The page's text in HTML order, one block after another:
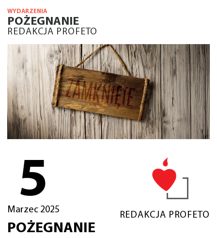
WYDARZENIA
POŻEGNANIE
REDAKCJA PROFETO
5
Marzec 2025
REDAKCJA PROFETO
POŻEGNANIE